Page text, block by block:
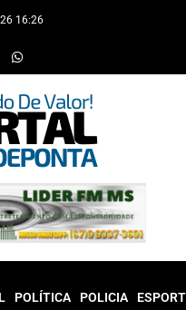
16:26
POLÍTICA POLICIA